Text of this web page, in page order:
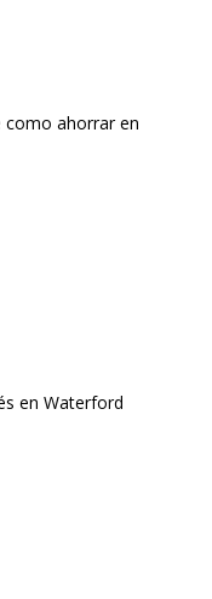
como ahorrar en
en Waterford